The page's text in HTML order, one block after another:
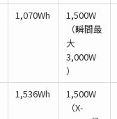
1,070Wh
1,500W
（瞬間最
大
3,000W
）
1,536Wh
1,500W
（X-